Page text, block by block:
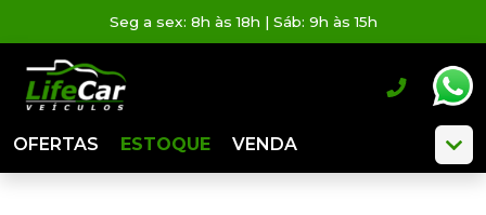
Seg a sex: 8h às 18h | Sáb: 9h às 15h
OFERTAS ESTOQUE VENDA